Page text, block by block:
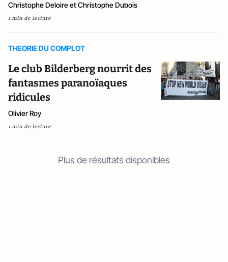
Christophe Deloire et Christophe Dubois
1 min de lecture
THEORIE DU COMPLOT
Le club Bilderberg nourrit des
fantasmes paranoïaques
ridicules
Olivier Roy
1 min de lecture
Plus de résultats disponibles